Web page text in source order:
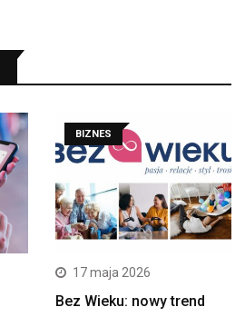
BIZNES
17 maja 2026
Bez Wieku: nowy trend